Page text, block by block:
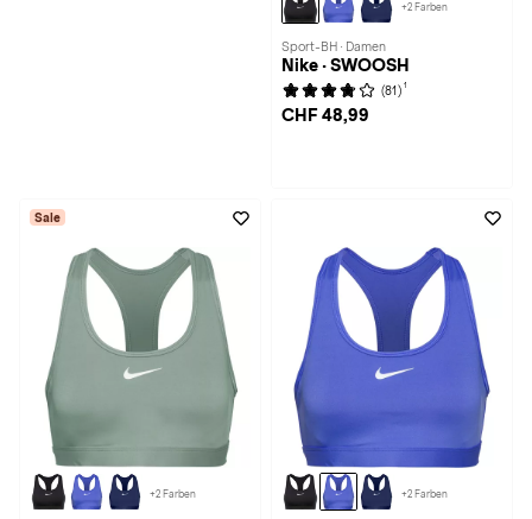
+2 Farben
Sport-BH · Damen
Nike · SWOOSH
(81) 1
CHF 48,99
Sale
+2 Farben +2 Farben